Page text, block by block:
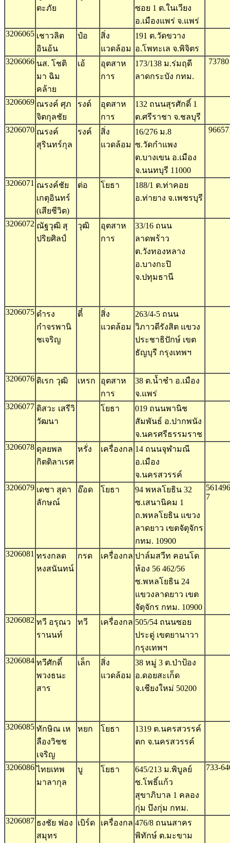
ตะภัย
ซอย 1 ต.ในเวียง
อ.เมืองแพร่ จ.แพร่
3206065 เชาวลิต
อินอ้น
ป๋อ
สิ่ง
แวดล้อม
191 ต.วัดขวาง
อ.โพทะเล จ.พิจิตร
3206066 นส. โชติ
มา ฉิม
คล้าย
เอ้
อุตสาห
การ
173/138 ม.ร่มฤดี
ลาดกระบัง กทม.
3206069 ณรงค์ ศุภ
จิตกุลชัย
รงด์
อุตสาห
การ
132 ถนนสุรศักดิ์ 1
ต.ศรีราชา จ.ชลบุรี
3206070 ณรงค์
สุรินทร์กุล
รงค์
สิ่ง
แวดล้อม
16/276 ม.8
ซ.วัดกำแพง
ต.บางเขน อ.เมือง
จ.นนทบุรี 11000
3206071 ณรงค์ชัย
เกตุอินทร์
(เสียชีวิต)
ต่อ โยธา
188/1 ต.ท่าคอย
อ.ท่ายาง จ.เพชรบุรี
3206072 ณัฐวุฒิ สุ
ปริยศิลป์
วุฒิ
อุตสาห
การ
33/16 ถนน
ลาดพร้าว
ต.วังทองหลาง
อ.บางกะปิ
จ.ปทุมธานี
3206075 ดำรง
กำจรพานิ
ชเจริญ
ตี๋
สิ่ง
แวดล้อม
263/4-5 ถนน
วิภาวดีรังสิต แขวง
ประชาธิปักษ์ เขต
ธัญบุรี กรุงเทพฯ
3206076 ดิเรก วุฒิ เหรก
อุตสาห
การ
38 ต.น้ำชำ อ.เมือง
จ.แพร่
3206077 ดิสวะ เสรีวิ
วัฒนา
โยธา
019 ถนนพานิช
สัมพันธ์ อ.ปากพนัง
จ.นครศรีธรรมราช
3206078 ดุลยพล
กิตติลาเรศ
หรั่ง เครื่องกล 14 ถนนจุฬามณี
อ.เมือง
จ.นครสวรรค์
3206079 เดชา สุดา
ลักษณ์
อ๊อด โยธา
94 พหลโยธิน 32
ซ.เสนานิคม 1
ถ.พหลโยธิน แขวง
ลาดยาว เขตจัตุจักร
กทม. 10900
7
3206081 ทรงกลด
หงสนันทน์
กรด เครื่องกล ปาล์มสวีท คอนโด
ห้อง 56 462/56
ซ.พหลโยธิน 24
แขวงลาดยาว เขต
จัตุจักร กทม. 10900
3206082 ทวี อรุณว
รานนท์
ทวี เครื่องกล 505/54 ถนนซอย
ประดู่ เขตยานาวา
กรุงเทพฯ
3206084 ทวีศักดิ์
พวงธนะ
สาร
เล็ก
สิ่ง
แวดล้อม
38 หมู่ 3 ต.ป่าป้อง
อ.ดอยสะเก็ด
จ.เชียงใหม่ 50200
3206085 ทักษิณ เห
ลืองวิชช
เจริญ
หยก โยธา
1319 ต.นครสวรรค์
ตก จ.นครสวรรค์
3206086 ไทยเทพ
มาลากุล
บู โยธา
645/213 ม.พิบูลย์
ซ.โพธิ์แก้ว
สุขาภิบาล 1 คลอง
กุ่ม บึงกุ่ม กทม.
733-
3206087 ธงชัย ฟอง
สมุทร
เบิร์ด เครื่องกล 476/8 ถนนสาคร
พิทักษ์ ต.มะขาม